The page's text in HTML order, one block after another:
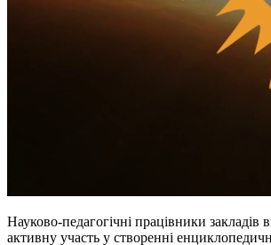
Науково-педагогічні працівники закладів
активну участь у створенні